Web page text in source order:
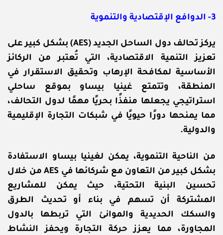
3- الدوافع الإقتصادية والتنموية
يركز تحالف دول الساحل الجديد (AES) بشكل كبير على
تعزيز التنمية الاقتصادية، التي تُعتبر من الركائز
الأساسية لمكافحة الإرهاب وتحقيق الاستقرار في
المنطقة، وتتمتع غينيا بيساو بموقع ساحلي
استراتيجي يجعلها منفذًا بحريًا مهمًا لدول التحالف،
مما يمنحها دورًا حيويًا في شبكات التجارة الإقليمية
والدولية.
من الناحية التنموية، يمكن لغينيا بيساو الاستفادة
بشكل كبير من التعاون مع شركائها في AES من خلال
تحسين البنية التحتية، حيث يمكن للمشاريع
المشتركة أن تسهم في بناء أو تحديث الطرق
والسكك الحديدية والموانئ التي تربطها بالدول
المجاورة، مما يعزز حركة التجارة ويحفز النشاط